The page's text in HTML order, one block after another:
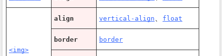
<img>
align vertical-align float
border border